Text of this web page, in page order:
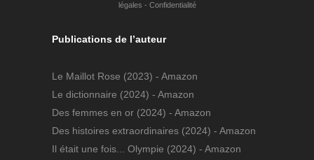
légales - Confidentialité
Publications de l’auteur
Le Maillot Rose (2023) - Amazon
Le dictionnaire (2024) - Amazon
Des femmes en or (2024) - Amazon
Des histoires extraordinaires (2024) - Amazon
Il était une fois... Olympie (2024) - Amazon